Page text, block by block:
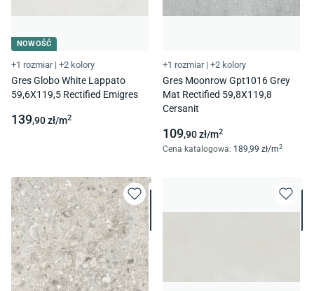
NOWOŚĆ
+1 rozmiar | +2 kolory
Gres Globo White Lappato
59,6X119,5 Rectified Emigres
139,90zł/m2
+1 rozmiar | +2 kolory
Gres Moonrow Gpt1016 Grey
Mat Rectified 59,8X119,8
Cersanit
109,90zł/m2
Cena katalogowa: 189,99 zł/m2